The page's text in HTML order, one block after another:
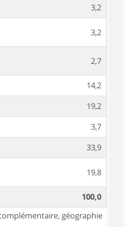
3,2
3,2
2,7
14,2
19,2
3,7
33,9
19,8
100,0
géographie